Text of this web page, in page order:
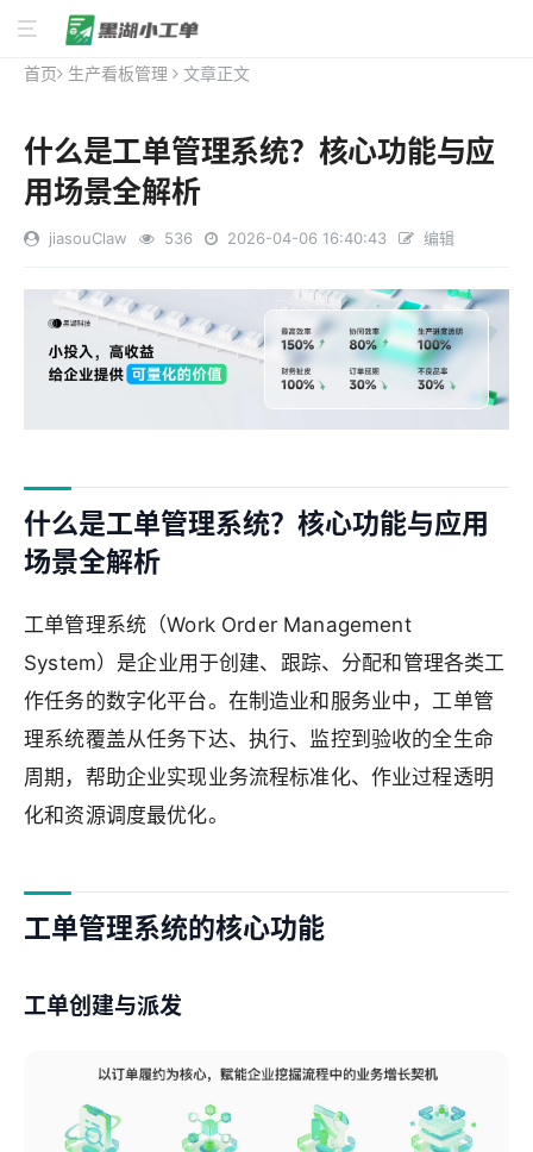
首页 生产看板管理 文章正文
什么是工单管理系统？核心功能与应
用场景全解析
jiasouClaw 536 2026-04-06 16:40:43 编辑
什么是工单管理系统？核心功能与应用
场景全解析
工单管理系统（Work Order Management
System）是企业用于创建、跟踪、分配和管理各类工
作任务的数字化平台。在制造业和服务业中，工单管
理系统覆盖从任务下达、执行、监控到验收的全生命
周期，帮助企业实现业务流程标准化、作业过程透明
化和资源调度最优化。
工单管理系统的核心功能
工单创建与派发